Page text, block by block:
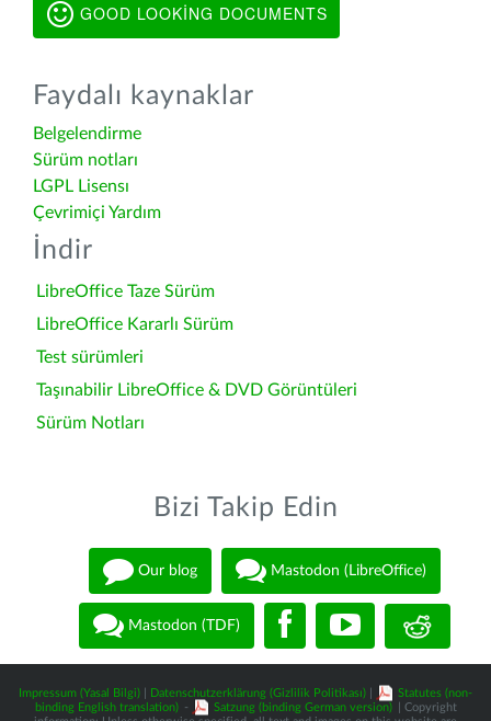
GOOD LOOKING DOCUMENTS
Faydalı kaynaklar
Belgelendirme
Sürüm notları
LGPL Lisensı
Çevrimiçi Yardım
İndir
LibreOffice Taze Sürüm
LibreOffice Kararlı Sürüm
Test sürümleri
Taşınabilir LibreOffice & DVD Görüntüleri
Sürüm Notları
Bizi Takip Edin
Our blog Mastodon (LibreOffice)
Mastodon (TDF)
Impressum (Yasal Bilgi) Datenschutzerklärung (Gizlilik Politikası)
Statutes (non-
binding English translation) - Satzung (binding German version)
| Copyright